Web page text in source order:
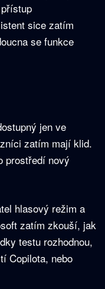
sice zatím
se funkce
jen ve
zatím mají klid.
prostředí nový
hlasový režim a
zatím zkouší, jak
testu rozhodnou,
Copilota, nebo